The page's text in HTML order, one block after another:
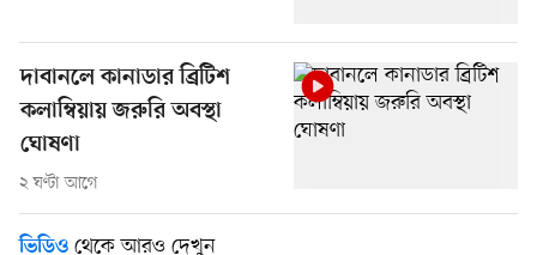
দাবানলে কানাডার ব্রিটিশ
কলাম্বিয়ায় জরুরি অবস্থা
ঘোষণা
২ ঘণ্টা আগে
ভিডিও থেকে আরও দেখুন